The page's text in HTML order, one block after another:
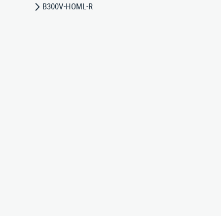
123
B300V-HOML-R